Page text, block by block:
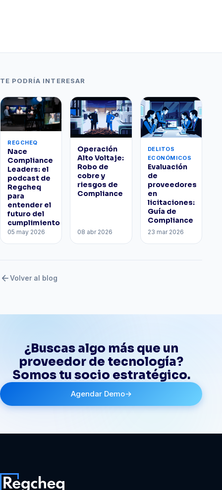
TE PODRÍA INTERESAR
REGCHEQ
Nace
Compliance
Leaders: el
podcast de
Regcheq
para
entender el
futuro del
cumplimiento
05 may 2026
Operación
Alto Voltaje:
Robo de
cobre y
riesgos de
Compliance
08 abr 2026
DELITOS
ECONÓMICOS
Evaluación
de
proveedores
en
licitaciones:
Guía de
Compliance
23 mar 2026
arrow_backVolver al blog
¿Buscas algo más que un
proveedor de tecnología?
Somos tu socio estratégico.
Agendar Demo→